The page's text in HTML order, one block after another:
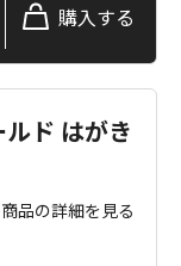
購入する
ド はがき
品の詳細を見る